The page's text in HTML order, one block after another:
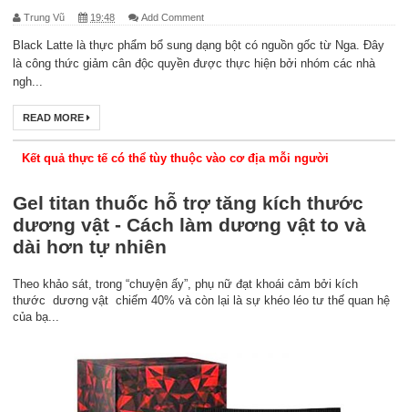
Trung Vũ 19:48 Add Comment
Black Latte là thực phẩm bổ sung dạng bột có nguồn gốc từ Nga. Đây
là công thức giảm cân độc quyền được thực hiện bởi nhóm các nhà
ngh...
READ MORE
Kết quả thực tế có thể tùy thuộc vào cơ địa mỗi người
Gel titan thuốc hỗ trợ tăng kích thước
dương vật - Cách làm dương vật to và
dài hơn tự nhiên
Theo khảo sát, trong “chuyện ấy”, phụ nữ đạt khoái cảm bởi kích
thước dương vật chiếm 40% và còn lại là sự khéo léo tư thế quan hệ
của bạ...